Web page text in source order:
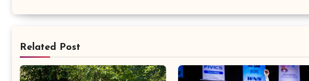
Related Post